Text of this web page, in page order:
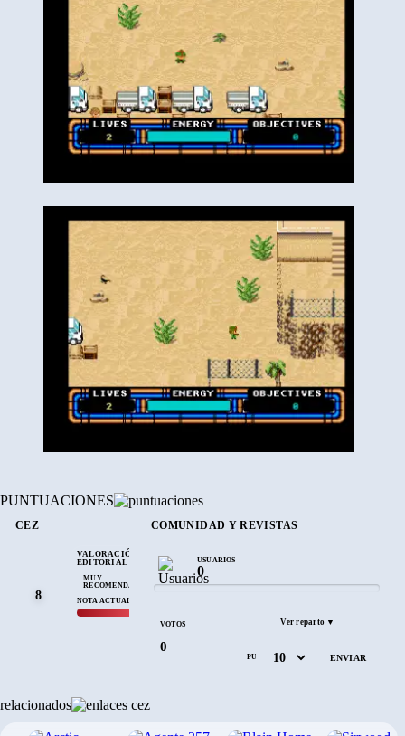
PUNTUACIONES
CEZ
8
VALORACIÓN
EDITORIAL
MUY
RECOMENDADO
NOTA ACTUAL CEZ
COMUNIDAD Y REVISTAS
USUARIOS
0
VOTOS
0
Ver reparto ▼
PUNTÚA
relacionados